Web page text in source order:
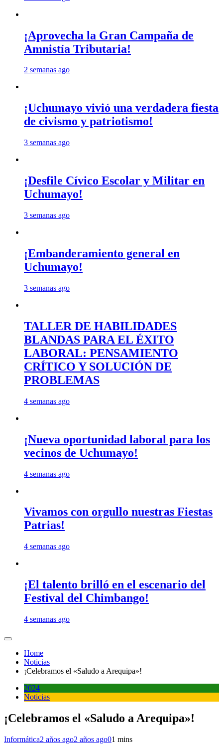
¡Aprovecha la Gran Campaña de
Amnistía Tributaria!
2 semanas ago
¡Uchumayo vivió una verdadera fiesta
de civismo y patriotismo!
3 semanas ago
¡Desfile Cívico Escolar y Militar en
Uchumayo!
3 semanas ago
¡Embanderamiento general en
Uchumayo!
3 semanas ago
TALLER DE HABILIDADES
BLANDAS PARA EL ÉXITO
LABORAL: PENSAMIENTO
CRÍTICO Y SOLUCIÓN DE
PROBLEMAS
4 semanas ago
¡Nueva oportunidad laboral para los
vecinos de Uchumayo!
4 semanas ago
Vivamos con orgullo nuestras Fiestas
Patrias!
4 semanas ago
¡El talento brilló en el escenario del
Festival del Chimbango!
4 semanas ago
Home
Noticias
¡Celebramos el «Saludo a Arequipa»!
2024
Noticias
¡Celebramos el «Saludo a Arequipa»!
Informática2 años ago2 años ago01 mins